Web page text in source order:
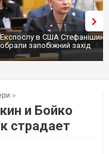
Експослу в США
обрали запобіжний захід
»
и Бойко
страдает